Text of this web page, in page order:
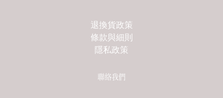
退換貨政策
條款與細則
隱私政策
聯絡我們